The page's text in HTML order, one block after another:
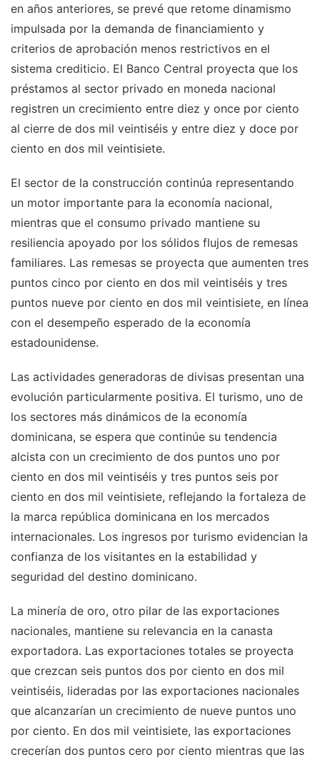
en años anteriores, se prevé que retome dinamismo
impulsada por la demanda de financiamiento y
criterios de aprobación menos restrictivos en el
sistema crediticio. El Banco Central proyecta que los
préstamos al sector privado en moneda nacional
registren un crecimiento entre diez y once por ciento
al cierre de dos mil veintiséis y entre diez y doce por
ciento en dos mil veintisiete.
El sector de la construcción continúa representando
un motor importante para la economía nacional,
mientras que el consumo privado mantiene su
resiliencia apoyado por los sólidos flujos de remesas
familiares. Las remesas se proyecta que aumenten tres
puntos cinco por ciento en dos mil veintiséis y tres
puntos nueve por ciento en dos mil veintisiete, en línea
con el desempeño esperado de la economía
estadounidense.
Las actividades generadoras de divisas presentan una
evolución particularmente positiva. El turismo, uno de
los sectores más dinámicos de la economía
dominicana, se espera que continúe su tendencia
alcista con un crecimiento de dos puntos uno por
ciento en dos mil veintiséis y tres puntos seis por
ciento en dos mil veintisiete, reflejando la fortaleza de
la marca república dominicana en los mercados
internacionales. Los ingresos por turismo evidencian la
confianza de los visitantes en la estabilidad y
seguridad del destino dominicano.
La minería de oro, otro pilar de las exportaciones
nacionales, mantiene su relevancia en la canasta
exportadora. Las exportaciones totales se proyecta
que crezcan seis puntos dos por ciento en dos mil
veintiséis, lideradas por las exportaciones nacionales
que alcanzarían un crecimiento de nueve puntos uno
por ciento. En dos mil veintisiete, las exportaciones
crecerían dos puntos cero por ciento mientras que las